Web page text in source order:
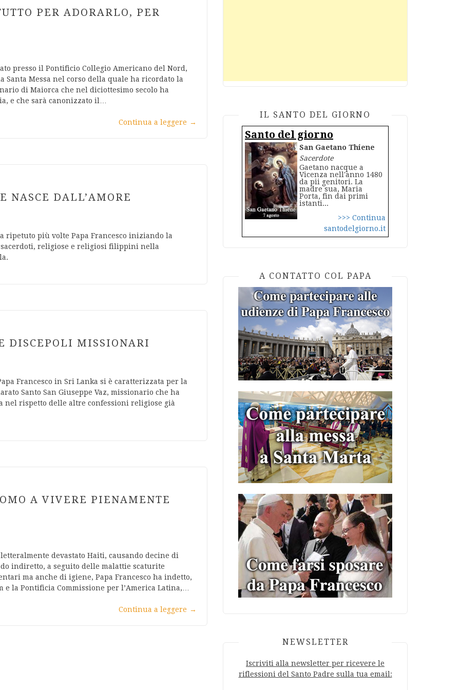
PER ADORARLO, PER
presso il Pontificio Collegio Americano del Nord,
Santa Messa nel corso della quale ha ricordato la
di Maiorca che nel diciottesimo secolo ha
e che sarà canonizzato il…
Continua a leggere →
NASCE DALL’AMORE
ripetuto più volte Papa Francesco iniziando la
sacerdoti, religiose e religiosi filippini nella
DISCEPOLI MISSIONARI
Francesco in Sri Lanka si è caratterizzata per la
Santo San Giuseppe Vaz, missionario che ha
nel rispetto delle altre confessioni religiose già
A VIVERE PIENAMENTE
devastato Haiti, causando decine di
indiretto, a seguito delle malattie scaturite
ma anche di igiene, Papa Francesco ha indetto,
la Pontificia Commissione per l’America Latina,…
Continua a leggere →
IL SANTO DEL GIORNO
Santo del giorno
San Gaetano Thiene
Sacerdote
Gaetano nacque a
Vicenza nell'anno 1480
da pii genitori. La
madre sua, Maria
Porta, fin dai primi
istanti...
>>> Continua
santodelgiorno.it
A CONTATTO COL PAPA
NEWSLETTER
Iscriviti alla newsletter per ricevere le
riflessioni del Santo Padre sulla tua email: